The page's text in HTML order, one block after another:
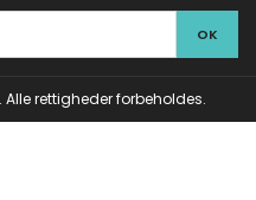
Alle rettigheder forbeholdes.